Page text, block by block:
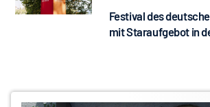
Festival des
mit Staraufgebot in